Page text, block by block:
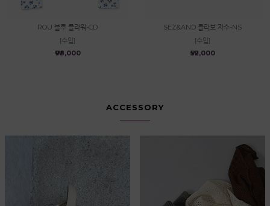
ROU 블루 플라워-CD
[수입]
₩98,000
SEZ&AND 콜라보 자수-NS
[수입]
₩52,000
ACCESSORY